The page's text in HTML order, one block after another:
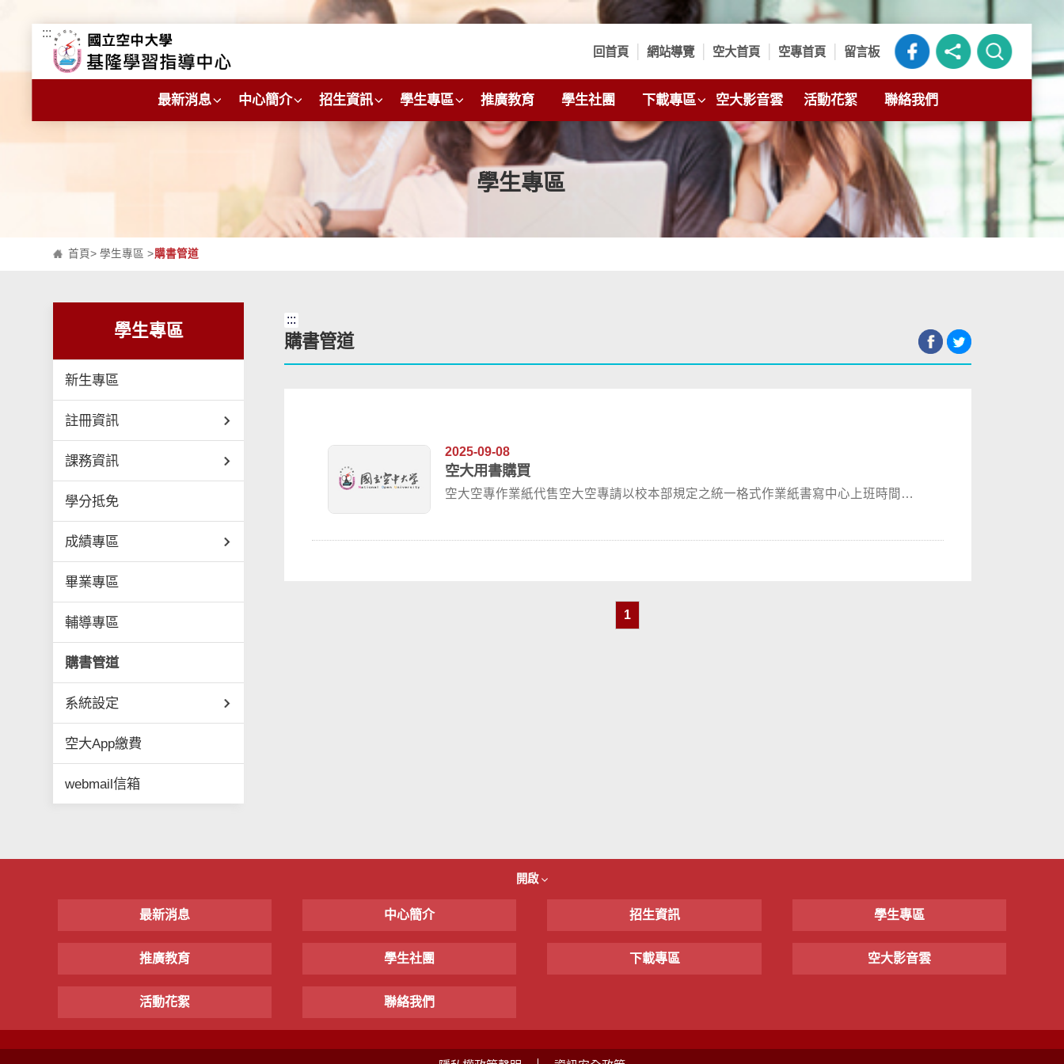
跳到主要內容區塊
:::
回首頁
網站導覽 空大首頁 空專首頁 留言板
最新消息 中心簡介 招生資訊 學生專區 推廣教育 學生社團 下載專區 空大影音雲 活動花絮 聯絡我們
學生專區
首頁>學生專區 >購書管道
學生專區
新生專區
註冊資訊
課務資訊
學分抵免
成績專區
畢業專區
輔導專區
購書管道
系統設定
空大App繳費
webmail信箱
:::
購書管道
2025-09-08
空大用書購買
空大空專作業紙代售空大空專請以校本部規定之統一格式作業紙書寫中心上班時間：
1
開啟
最新消息 中心簡介 招生資訊 學生專區
推廣教育 學生社團 下載專區 空大影音雲
活動花絮 聯絡我們